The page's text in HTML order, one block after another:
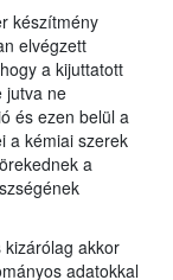
készítmény
elvégzett
a kijuttatott
jutva ne
és ezen belül a
a kémiai szerek
a
akkor
adatokkal